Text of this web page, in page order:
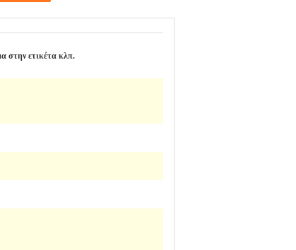
στην ετικέτα κλπ.